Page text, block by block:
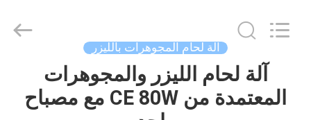
مسكن
Technology
آلة لحام المجوهرات بالليزر
آلة لحام الليزر والمجوهرات
المعتمدة من CE 80W مع مصباح